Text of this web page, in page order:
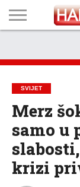
TECH
PROGRAM
PROGNOZA
PUTEVIMA
LISTA
NAMA
SVIJET
Merz
samo u
krizi